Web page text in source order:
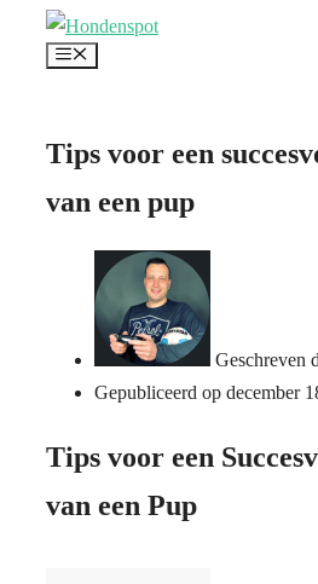
Menu
Tips voor een
van een pup
Geschreven
Gepubliceerd op december
Tips voor een
van een Pup